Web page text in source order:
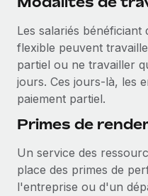
Les salariés
flexible peuvent
partiel ou ne travailler
jours. Ces jours-là, les
paiement partiel.
Primes de
Un service des
place des primes de
l'entreprise ou d'un